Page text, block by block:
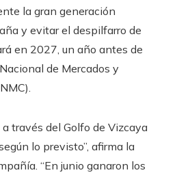
la gran generación
y evitar el despilfarro de
en 2027, un año antes de
de Mercados y
través del Golfo de Vizcaya
lo previsto”, afirma la
“En junio ganaron los